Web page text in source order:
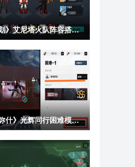
《赛尔计划》艾尼塔火队阵容搭配及推图思路攻略
《战双帕弥什》光辉同行困难模式SSS通关攻略